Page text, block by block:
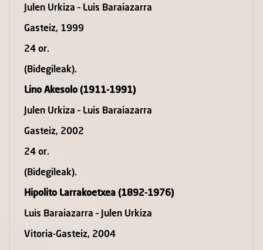
Julen Urkiza – Luis Baraiazarra
Gasteiz, 1999
24 or.
(Bidegileak).
Lino Akesolo (1911-1991)
Julen Urkiza – Luis Baraiazarra
Gasteiz, 2002
24 or.
(Bidegileak).
Hipolito Larrakoetxea (1892-1976)
Luis Baraiazarra – Julen Urkiza
Vitoria-Gasteiz, 2004